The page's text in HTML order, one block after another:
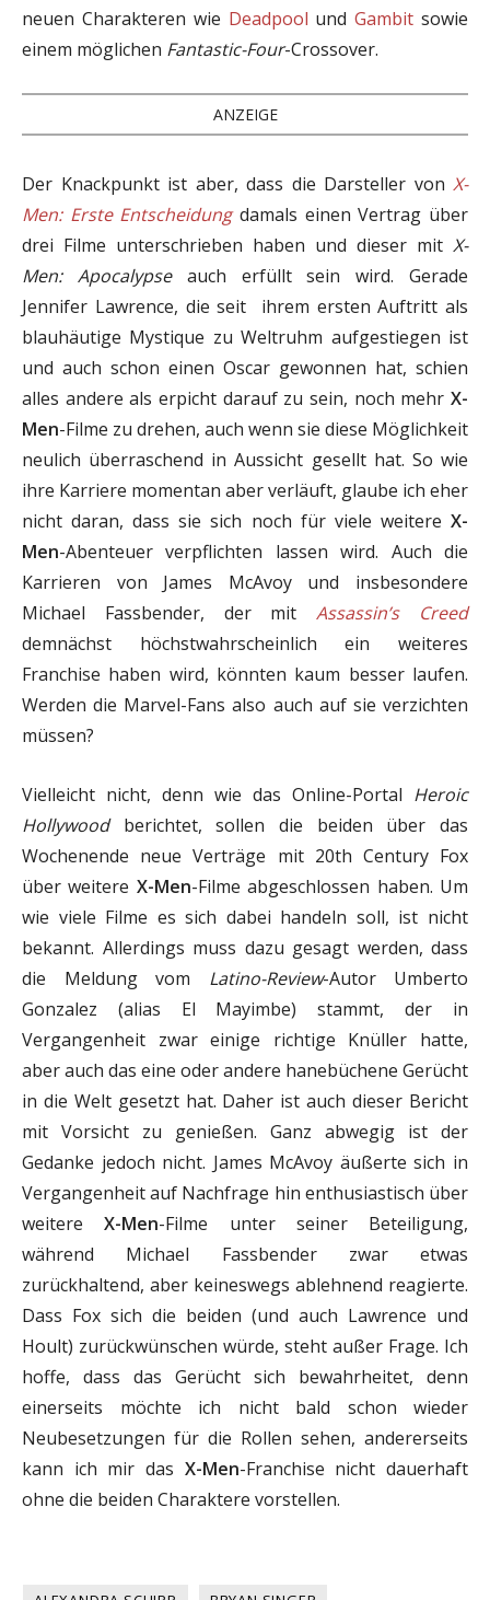
neuen Charakteren wie Deadpool undGambit sowie
einem möglichen Fantastic-Four-Crossover.
ANZEIGE
Der Knackpunkt ist aber, dass die Darsteller von X-
Men: Erste Entscheidungdamals einen Vertrag über
drei Filme unterschrieben haben und dieser mit X-
Men: Apocalypseauch erfüllt sein wird. Gerade
Jennifer Lawrence, die seit ihrem ersten Auftritt als
blauhäutige Mystique zu Weltruhm aufgestiegen ist
und auch schon einen Oscar gewonnen hat, schien
alles andere als erpicht darauf zu sein, noch mehr X-
Men-Filme zu drehen, auch wenn sie diese Möglichkeit
neulich überraschend in Aussicht gesellt hat. So wie
ihre Karriere momentan aber verläuft, glaube ich eher
nicht daran, dass sie sich noch für viele weitere X-
Men-Abenteuer verpflichten lassen wird. Auch die
Karrieren von James McAvoy und insbesondere
Michael Fassbender, der mitAssassin’s Creed
demnächst höchstwahrscheinlich ein weiteres
Franchise haben wird, könnten kaum besser laufen.
Werden die Marvel-Fans also auch auf sie verzichten
müssen?
Vielleicht nicht, denn wie das Online-Portal Heroic
Hollywoodberichtet, sollen die beiden über das
Wochenende neue Verträge mit 20th Century Fox
über weitere X-Men-Filme abgeschlossen haben. Um
wie viele Filme es sich dabei handeln soll, ist nicht
bekannt. Allerdings muss dazu gesagt werden, dass
die Meldung vom Latino-Review-Autor Umberto
Gonzalez (alias El Mayimbe) stammt, der in
Vergangenheit zwar einige richtige Knüller hatte,
aber auch das eine oder andere hanebüchene Gerücht
in die Welt gesetzt hat. Daher ist auch dieser Bericht
mit Vorsicht zu genießen. Ganz abwegig ist der
Gedanke jedoch nicht. James McAvoy äußerte sich in
Vergangenheit auf Nachfrage hin enthusiastisch über
weitereX-Men-Filme unter seiner Beteiligung,
während Michael Fassbender zwar etwas
zurückhaltend, aber keineswegs ablehnend reagierte.
Dass Fox sich die beiden (und auch Lawrence und
Hoult) zurückwünschen würde, steht außer Frage. Ich
hoffe, dass das Gerücht sich bewahrheitet, denn
einerseits möchte ich nicht bald schon wieder
Neubesetzungen für die Rollen sehen, andererseits
kann ich mir das X-Men-Franchise nicht dauerhaft
ohne die beiden Charaktere vorstellen.